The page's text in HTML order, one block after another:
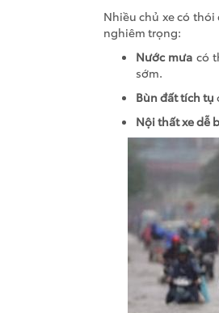
Nhiều chủ xe có
nghiêm trọng:
Nước mưa có
sớm.
Bùn đất tích tụ
Nội thất xe dễ